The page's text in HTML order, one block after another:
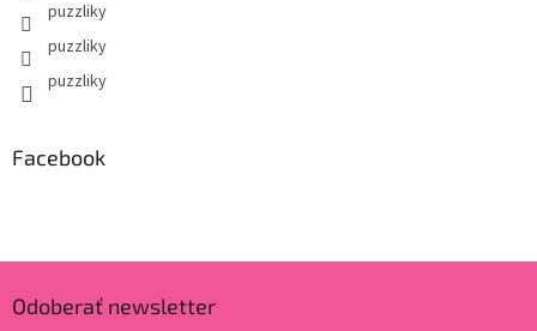
puzzliky
puzzliky
puzzliky
Facebook
Odoberať newsletter